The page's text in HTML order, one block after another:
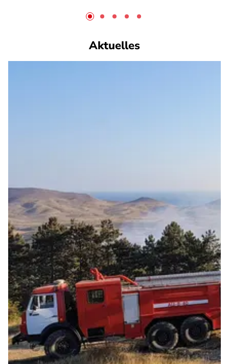
Aktuelles